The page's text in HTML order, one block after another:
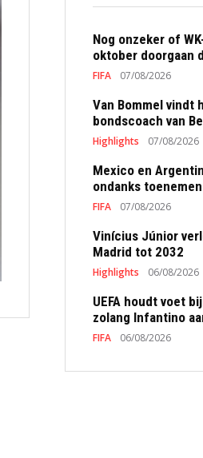
Nog onzeker of
oktober doorgaan
FIFA 07/08/2026
Van Bommel vindt
bondscoach van
Highlights 07/08/2026
Mexico en
ondanks
FIFA 07/08/2026
Vinícius Júnior
Madrid tot 2032
Highlights 06/08/2026
UEFA houdt voet
zolang Infantino
FIFA 06/08/2026